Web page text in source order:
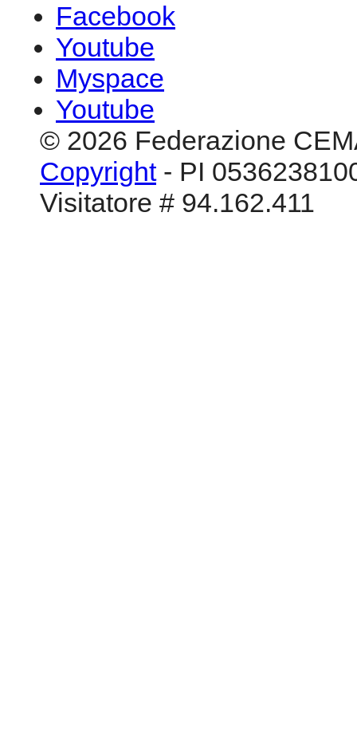
Facebook
Youtube
Myspace
Youtube
© 2026 Federazione
Copyright- PI
Visitatore # 94.162.411